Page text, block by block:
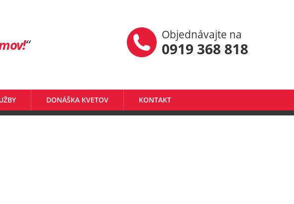
“
Objednávajte na
0919 368 818
DONÁŠKA KVETOV KONTAKT